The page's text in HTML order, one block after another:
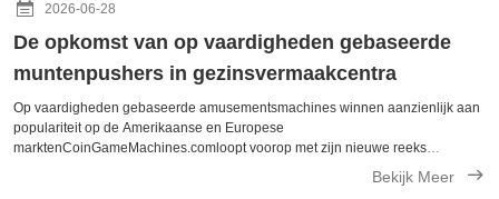
2026-06-28
De opkomst van op vaardigheden gebaseerde
muntenpushers in gezinsvermaakcentra
Op vaardigheden gebaseerde amusementsmachines winnen aanzienlijk aan
populariteit op de Amerikaanse en Europese
marktenCoinGameMachines.comloopt voorop met zijn nieuwe reeks
interactieve muntschuivers. In tegenstelling tot traditionele, puur op geluk
Bekijk Meer